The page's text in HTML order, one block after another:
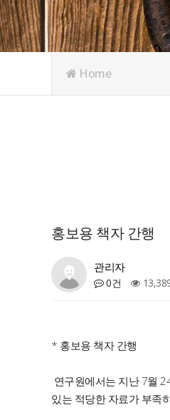
Home
홍보용 책자 간행
관리자
0건
* 홍보용 책자 간행
연구원에서는 지난 7월
있는 적당한 자료가 부족